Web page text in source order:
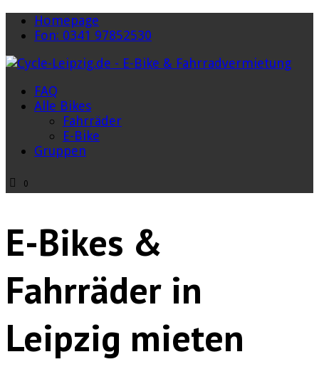
Homepage
Fon: 0341 97852530
FAQ
Alle Bikes
Fahrräder
E-Bike
Gruppen
0
E-Bikes &
Fahrräder in
Leipzig mieten